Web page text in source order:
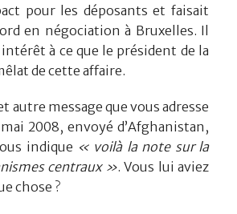
pour les déposants et faisait
en négociation à Bruxelles. Il
intérêt à ce que le président de la
de cette affaire.
autre message que vous adresse
2008, envoyé d’Afghanistan,
indique « voilà la note sur la
centraux ». Vous lui aviez
chose ?